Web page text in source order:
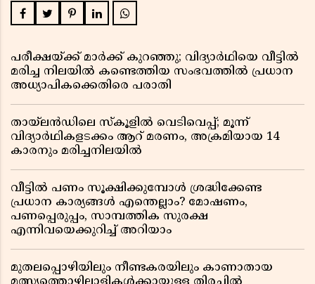
പരീക്ഷയ്ക്ക് മാർക്ക് കുറഞ്ഞു; വിദ്യാർഥിയെ വീട്ടിൽ
മരിച്ച നിലയിൽ കണ്ടെത്തിയ സംഭവത്തിൽ പ്രധാന
അധ്യാപികക്കെതിരെ പരാതി
തായ്‌ലൻഡിലെ സ്‌കൂളിൽ വെടിവെപ്പ്; മൂന്ന്
വിദ്യാർഥികളടക്കം ആറ് മരണം, അക്രമിയായ 14
കാരനും മരിച്ചനിലയിൽ
വീട്ടിൽ പണം സൂക്ഷിക്കുമ്പോൾ ശ്രദ്ധിക്കേണ്ട
പ്രധാന കാര്യങ്ങൾ എന്തെല്ലാം? മോഷണം,
പണപ്പെരുപ്പം, സാമ്പത്തിക സുരക്ഷ
എന്നിവയെക്കുറിച്ച് അറിയാം
മുതലപ്പൊഴിയിലും നീണ്ടകരയിലും കാണാതായ